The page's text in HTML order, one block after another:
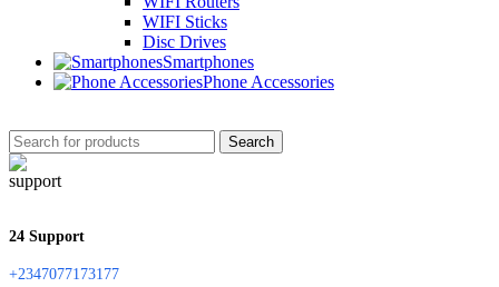
WIFI Sticks
Disc Drives
Smartphones
Phone Accessories
Search
24 Support
+2347077173177